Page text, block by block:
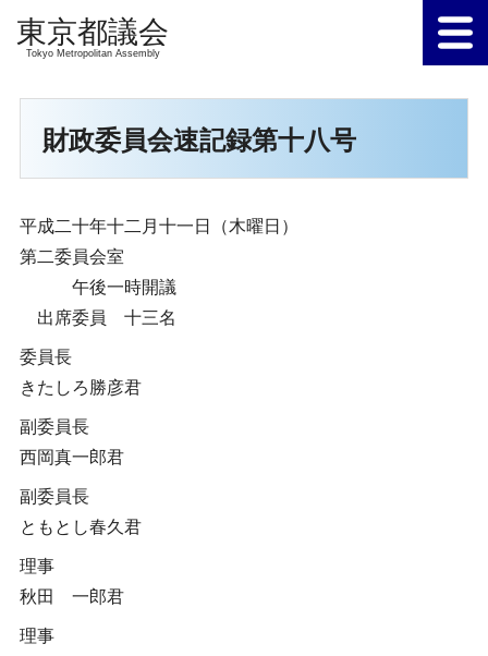
Tokyo Metropolitan Assembly
財政委員会速記録第十八号
平成二十年十二月十一日（木曜日）
第二委員会室
午後一時開議
出席委員 十三名
委員長
きたしろ勝彦君
副委員長
西岡真一郎君
副委員長
ともとし春久君
理事
秋田 一郎君
理事